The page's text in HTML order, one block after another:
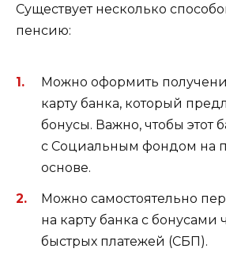
Существует несколько
пенсию:
Можно оформить
карту банка, который
бонусы. Важно, чтобы этот
с Социальным фондом на
основе.
Можно самостоятельно
на карту банка с бонусами
быстрых платежей (СБП).